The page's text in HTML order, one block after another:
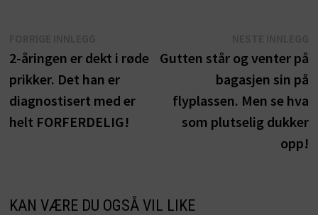
innlegg:
2-åringen er dekt i røde
prikker. Det han er
diagnostisert med er
helt FORFERDELIG!
Gutten står og venter på
bagasjen sin på
flyplassen. Men se hva
som plutselig dukker
opp!
KAN VÆRE DU OGSÅ VIL LIKE